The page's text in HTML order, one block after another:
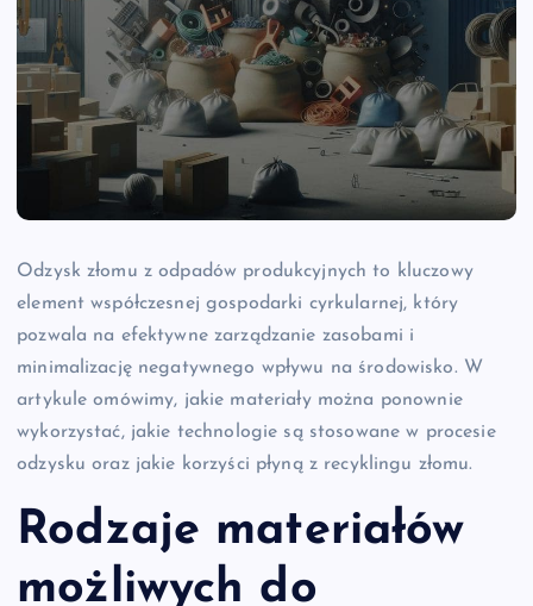
Odzysk złomu z odpadów produkcyjnych to kluczowy
element współczesnej gospodarki cyrkularnej, który
pozwala na efektywne zarządzanie zasobami i
minimalizację negatywnego wpływu na środowisko. W
artykule omówimy, jakie materiały można ponownie
wykorzystać, jakie technologie są stosowane w procesie
odzysku oraz jakie korzyści płyną z recyklingu złomu.
Rodzaje materiałów
możliwych do